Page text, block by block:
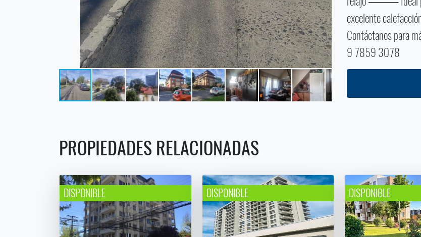
excelente
Contáctanos para
9 7859 3078
PROPIEDADES RELACIONADAS
DISPONIBLE DISPONIBLE DISPONIBLE